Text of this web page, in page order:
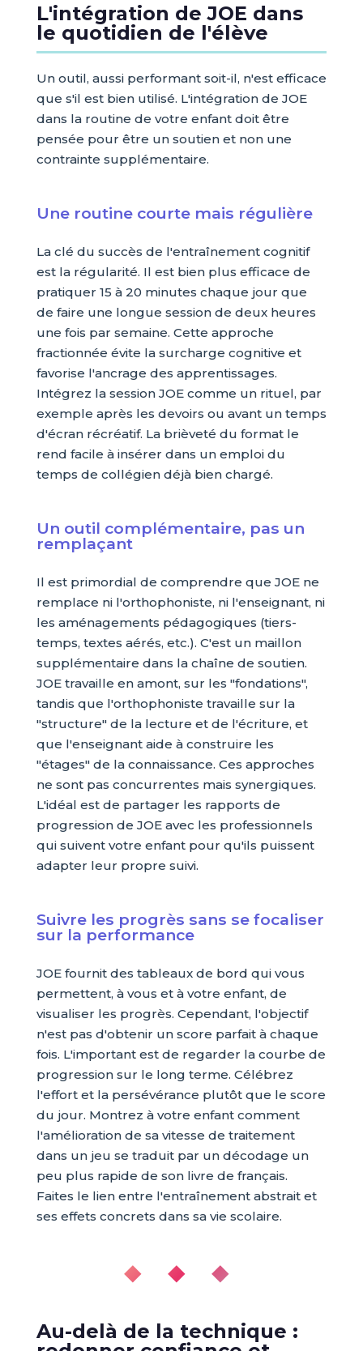
L'intégration de JOE dans
le quotidien de l'élève
Un outil, aussi performant soit-il, n'est efficace
que s'il est bien utilisé. L'intégration de JOE
dans la routine de votre enfant doit être
pensée pour être un soutien et non une
contrainte supplémentaire.
Une routine courte mais régulière
La clé du succès de l'entraînement cognitif
est la régularité. Il est bien plus efficace de
pratiquer 15 à 20 minutes chaque jour que
de faire une longue session de deux heures
une fois par semaine. Cette approche
fractionnée évite la surcharge cognitive et
favorise l'ancrage des apprentissages.
Intégrez la session JOE comme un rituel, par
exemple après les devoirs ou avant un temps
d'écran récréatif. La brièveté du format le
rend facile à insérer dans un emploi du
temps de collégien déjà bien chargé.
Un outil complémentaire, pas un
remplaçant
Il est primordial de comprendre que JOE ne
remplace ni l'orthophoniste, ni l'enseignant, ni
les aménagements pédagogiques (tiers-
temps, textes aérés, etc.). C'est un maillon
supplémentaire dans la chaîne de soutien.
JOE travaille en amont, sur les "fondations",
tandis que l'orthophoniste travaille sur la
"structure" de la lecture et de l'écriture, et
que l'enseignant aide à construire les
"étages" de la connaissance. Ces approches
ne sont pas concurrentes mais synergiques.
L'idéal est de partager les rapports de
progression de JOE avec les professionnels
qui suivent votre enfant pour qu'ils puissent
adapter leur propre suivi.
Suivre les progrès sans se focaliser
sur la performance
JOE fournit des tableaux de bord qui vous
permettent, à vous et à votre enfant, de
visualiser les progrès. Cependant, l'objectif
n'est pas d'obtenir un score parfait à chaque
fois. L'important est de regarder la courbe de
progression sur le long terme. Célébrez
l'effort et la persévérance plutôt que le score
du jour. Montrez à votre enfant comment
l'amélioration de sa vitesse de traitement
dans un jeu se traduit par un décodage un
peu plus rapide de son livre de français.
Faites le lien entre l'entraînement abstrait et
ses effets concrets dans sa vie scolaire.
◆ ◆ ◆
Au-delà de la technique :